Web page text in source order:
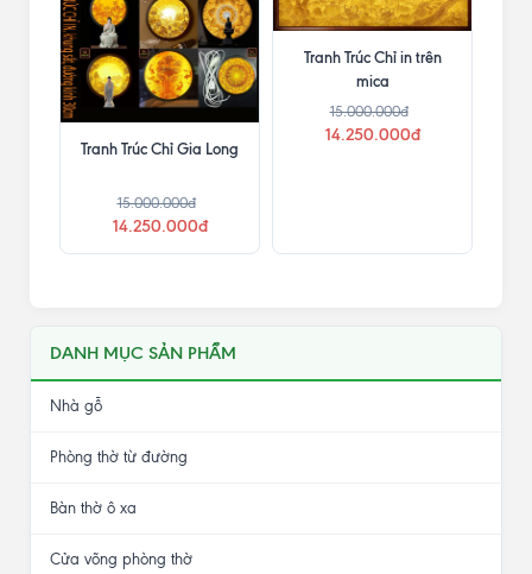
Tranh Trúc Chỉ Gia Long
15.000.000đ
14.250.000đ
Tranh Trúc Chỉ in trên
mica
15.000.000đ
14.250.000đ
DANH MỤC SẢN PHẨM
Nhà gỗ
Phòng thờ từ đường
Bàn thờ ô xa
Cửa võng phòng thờ